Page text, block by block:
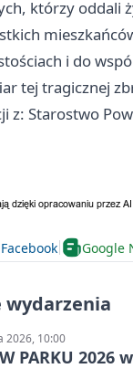
którzy oddali
i do
tej tragicznej
z: Starostwo
Facebook Google
wydarzenia
2026, 10:00
PARKU 2026